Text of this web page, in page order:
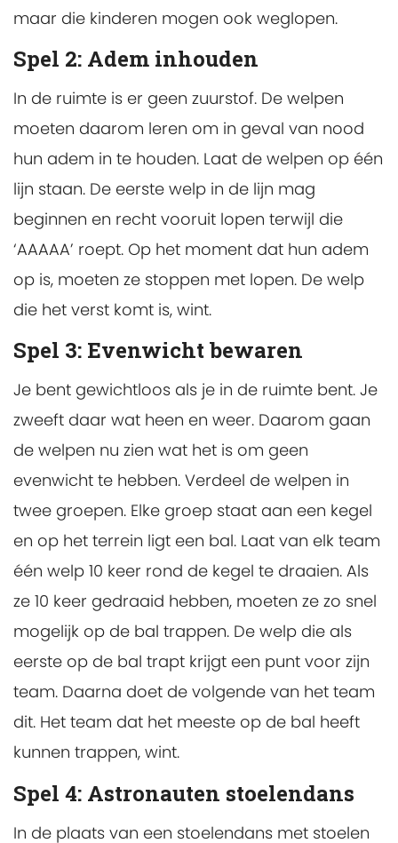
maar die kinderen mogen ook weglopen.
Spel 2: Adem inhouden
In de ruimte is er geen zuurstof. De welpen
moeten daarom leren om in geval van nood
hun adem in te houden. Laat de welpen op één
lijn staan. De eerste welp in de lijn mag
beginnen en recht vooruit lopen terwijl die
‘AAAAA’ roept. Op het moment dat hun adem
op is, moeten ze stoppen met lopen. De welp
die het verst komt is, wint.
Spel 3: Evenwicht bewaren
Je bent gewichtloos als je in de ruimte bent. Je
zweeft daar wat heen en weer. Daarom gaan
de welpen nu zien wat het is om geen
evenwicht te hebben. Verdeel de welpen in
twee groepen. Elke groep staat aan een kegel
en op het terrein ligt een bal. Laat van elk team
één welp 10 keer rond de kegel te draaien. Als
ze 10 keer gedraaid hebben, moeten ze zo snel
mogelijk op de bal trappen. De welp die als
eerste op de bal trapt krijgt een punt voor zijn
team. Daarna doet de volgende van het team
dit. Het team dat het meeste op de bal heeft
kunnen trappen, wint.
Spel 4: Astronauten stoelendans
In de plaats van een stoelendans met stoelen